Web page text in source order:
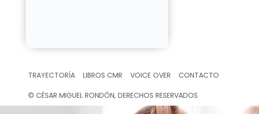
TRAYECTORÍA LIBROS CMR VOICE OVER CONTACTO
© CÉSAR MIGUEL RONDÓN, DERECHOS RESERVADOS